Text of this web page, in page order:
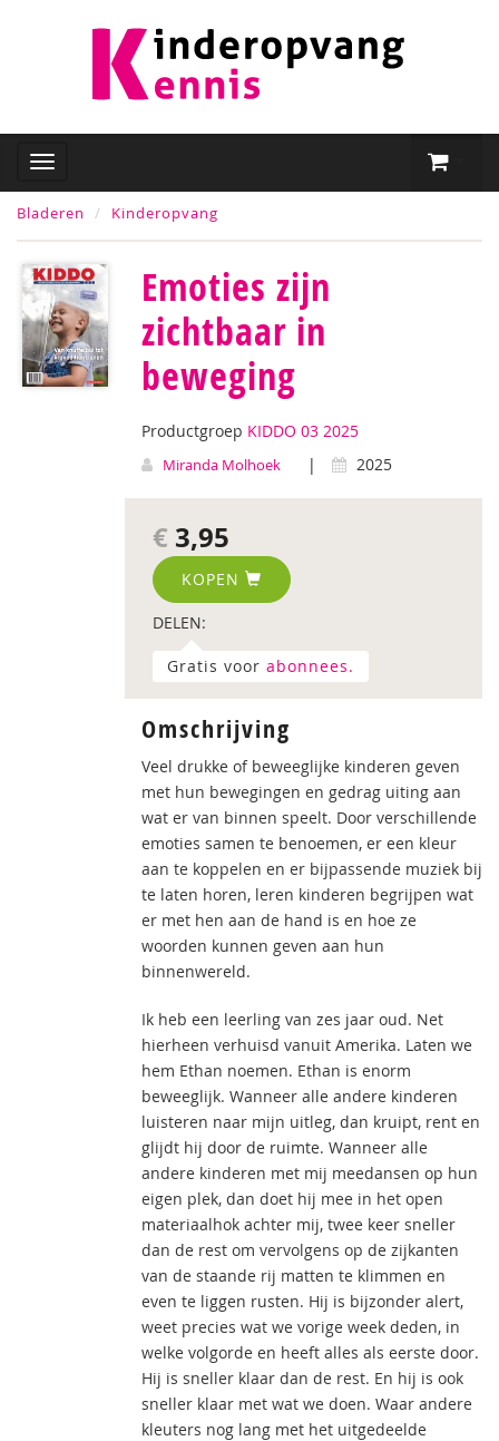
Bladeren Kinderopvang
Emoties zijn
zichtbaar in
beweging
Productgroep KIDDO 03 2025
Miranda Molhoek | 2025
€ 3,95
KOPEN
DELEN:
Gratis voor abonnees.
Omschrijving
Veel drukke of beweeglijke kinderen geven
met hun bewegingen en gedrag uiting aan
wat er van binnen speelt. Door verschillende
emoties samen te benoemen, er een kleur
aan te koppelen en er bijpassende muziek bij
te laten horen, leren kinderen begrijpen wat
er met hen aan de hand is en hoe ze
woorden kunnen geven aan hun
binnenwereld.
Ik heb een leerling van zes jaar oud. Net
hierheen verhuisd vanuit Amerika. Laten we
hem Ethan noemen. Ethan is enorm
beweeglijk. Wanneer alle andere kinderen
luisteren naar mijn uitleg, dan kruipt, rent en
glijdt hij door de ruimte. Wanneer alle
andere kinderen met mij meedansen op hun
eigen plek, dan doet hij mee in het open
materiaalhok achter mij, twee keer sneller
dan de rest om vervolgens op de zijkanten
van de staande rij matten te klimmen en
even te liggen rusten. Hij is bijzonder alert,
weet precies wat we vorige week deden, in
welke volgorde en heeft alles als eerste door.
Hij is sneller klaar dan de rest. En hij is ook
sneller klaar met wat we doen. Waar andere
kleuters nog lang met het uitgedeelde